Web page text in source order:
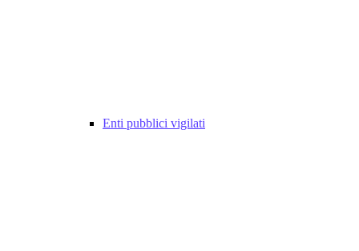
Enti pubblici vigilati